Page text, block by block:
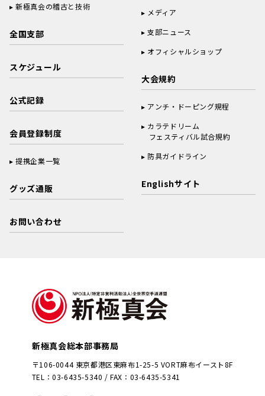
新極真会の稽古と技術
全国支部
スケジュール
公式記録
会員登録制度
提携企業一覧
グッズ通販
お問い合わせ
メディア
支部ニュース
オフィシャルショップ
大会規約
アンチ・ドーピング規程
カラテドリーム
フェスティバル試合規約
防具ガイドライン
Englishサイト
新極真会総本部事務局
〒106-0044 東京都港区東麻布1-25-5 VORT麻布イースト8F
TEL：03-6435-5340 / FAX：03-6435-5341